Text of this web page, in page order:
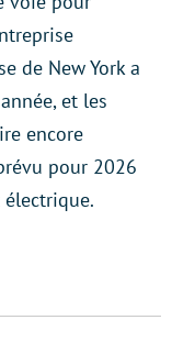
de New York a
et les
encore
pour 2026